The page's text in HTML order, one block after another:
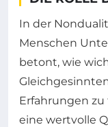
In der
Menschen
betont, wie
Erfahrungen zu
eine wertvolle